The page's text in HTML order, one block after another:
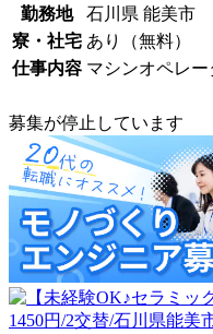
勤務地
石川県 能美市
寮・社宅 あり（無料）
仕事内容 マシンオペレー
募集が停止しています